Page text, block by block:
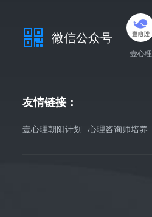
微信公众号
壹心理
友情链接：
壹心理朝阳计划 心理咨询师培养